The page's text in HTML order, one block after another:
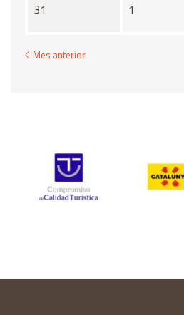
31 1
Mes anterior